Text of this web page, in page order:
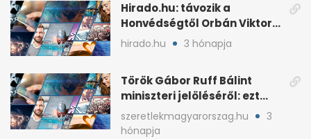
Hirado.hu: távozik a
Honvédségtől Orbán Viktor
fia, Orbán Gáspár
hirado.hu 3 hónapja
Török Gábor Ruff Bálint
miniszteri jelöléséről: ezt
írta a posztjában
szeretlekmagyarorszag.hu
3
hónapja